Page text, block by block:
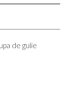
de gulie